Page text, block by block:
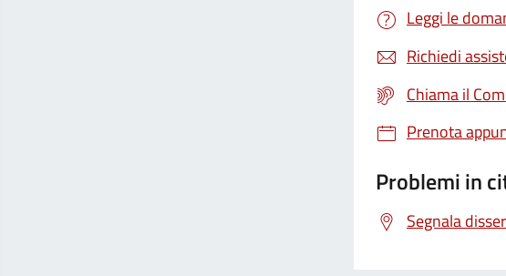
Leggi le
Richiedi
Chiama il
Prenota
Problemi in
Segnala